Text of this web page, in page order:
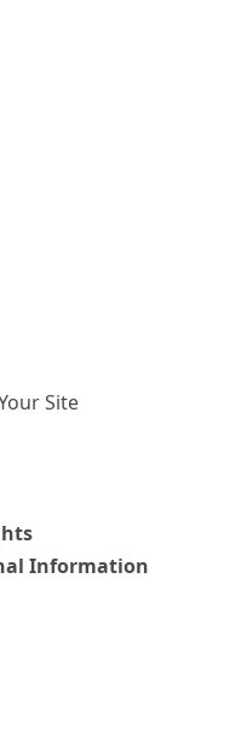
Site
Information